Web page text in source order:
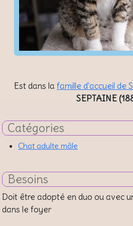
Est dans la famille d'accueil de
SEPTAINE
Catégories
Chat adulte mâle
Besoins
Doit être adopté en duo ou avec
dans le foyer